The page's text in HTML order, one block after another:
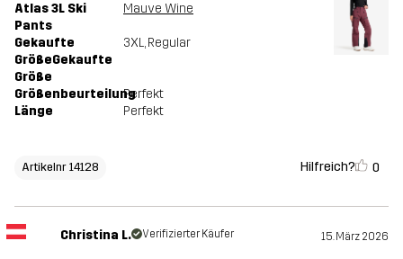
Atlas 3L Ski
Pants
Mauve Wine
Gekaufte
GrößeGekaufte
Größe
3XL, Regular
GrößenbeurteilungPerfekt
Länge
Perfekt
Artikelnr 14128 Hilfreich? 0
Christina L. Verifizierter Käufer 15. März 2026